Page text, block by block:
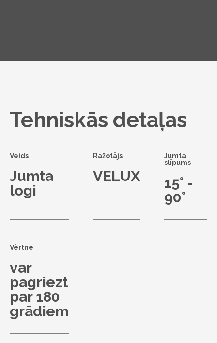
Tehniskās detaļas
Veids
Jumta
logi
Ražotājs
VELUX
Jumta
slīpums
15° -
90°
Vērtne
var
pagriezt
par 180
grādiem